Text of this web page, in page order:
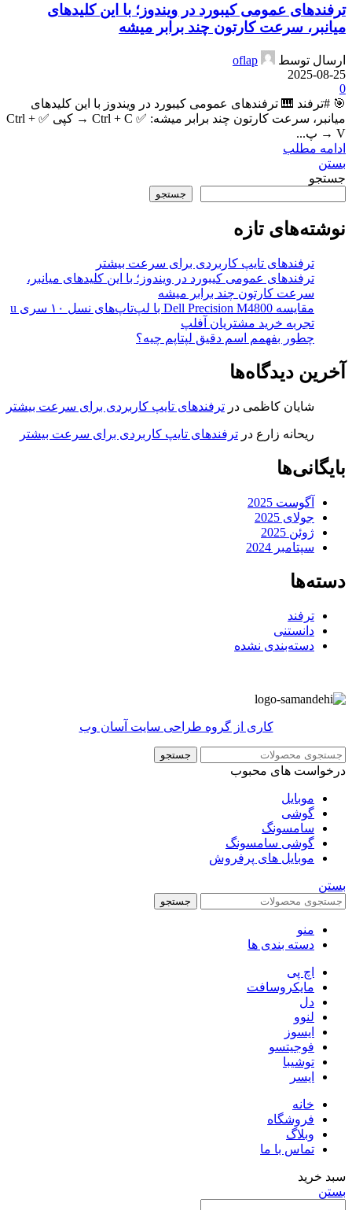
ترفندهای عمومی کیبورد در ویندوز؛ با این کلیدهای
میانبر، سرعت کارتون چند برابر میشه
ارسال توسط
oflap
2025-08-25
0
🎯 #ترفند 🎹 ترفندهای عمومی کیبورد در ویندوز با این کلیدهای
میانبر، سرعت کارتون چند برابر میشه: ✅ Ctrl + C → کپی ✅ Ctrl +
V → پ...
ادامه مطلب
بستن
جستجو
جستجو
نوشته‌های تازه
ترفندهای تایپ کاربردی برای سرعت بیشتر
ترفندهای عمومی کیبورد در ویندوز؛ با این کلیدهای میانبر،
سرعت کارتون چند برابر میشه
مقایسه Dell Precision M4800 با لپ‌تاپ‌های نسل ۱۰ سری u
تجربه خرید مشتریان آفلپ
چطور بفهمم اسم دقیق لپتاپم چیه؟
آخرین دیدگاه‌ها
شایان کاظمی در ترفندهای تایپ کاربردی برای سرعت بیشتر
ریحانه زارع در ترفندهای تایپ کاربردی برای سرعت بیشتر
بایگانی‌ها
آگوست 2025
جولای 2025
ژوئن 2025
سپتامبر 2024
دسته‌ها
ترفند
دانستنی
دسته‌بندی نشده
کاری از گروه طراحی سایت آسان وب
جستجو
درخواست های محبوب
موبایل
گوشی
سامسونگ
گوشی سامسونگ
موبایل های پرفروش
بستن
جستجو
منو
دسته بندی ها
اچ پی
مایکروسافت
دل
لنوو
ایسوز
فوجیتسو
توشیبا
ایسر
خانه
فروشگاه
وبلاگ
تماس با ما
سبد خرید
بستن